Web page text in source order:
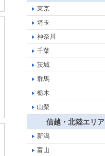
東京
埼玉
神奈川
千葉
茨城
群馬
栃木
山梨
信越・北陸エリア
新潟
富山